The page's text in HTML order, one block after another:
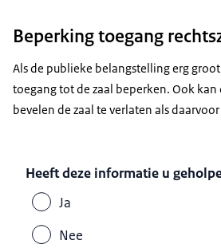
Beperking toegang
Als de publieke belangstelling erg
toegang tot de zaal beperken. Ook
bevelen de zaal te verlaten als
Heeft deze informatie u
Ja
Nee